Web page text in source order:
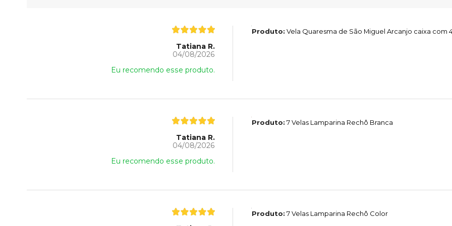
Tatiana R.
04/08/2026
Eu recomendo esse produto.
Produto: Vela Quaresma de São Miguel Arcanjo caixa com
Tatiana R.
04/08/2026
Eu recomendo esse produto.
Produto: 7 Velas Lamparina Rechô Branca
Produto: 7 Velas Lamparina Rechô Color